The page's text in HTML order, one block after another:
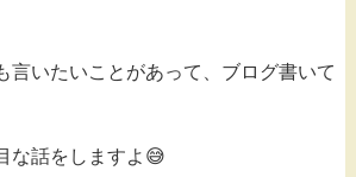
言いたいことがあって、ブログ書いて
な話をしますよ😅